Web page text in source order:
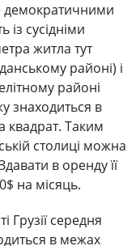
демократичними
сусідніми
житла тут
районі) і
районі
знаходиться в
квадрат. Таким
столиці можна
в оренду її
на місяць.
Грузії середня
в межах